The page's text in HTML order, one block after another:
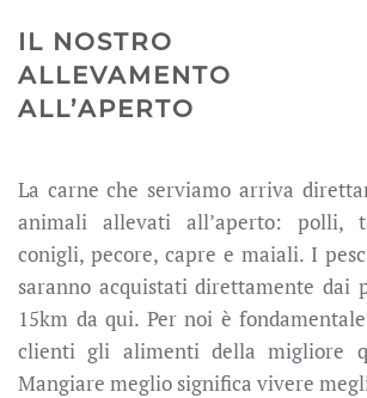
IL NOSTRO
ALLEVAMENTO
ALL’APERTO
La carne che serviamo arriva
animali allevati all’aperto: polli,
conigli, pecore, capre e maiali. I
saranno acquistati direttamente dai
15km da qui. Per noi è
clienti gli alimenti della migliore
Mangiare meglio significa vivere